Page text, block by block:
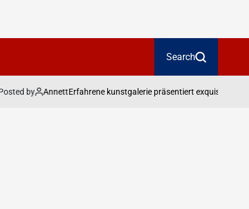
Search
AnnettErfahrene kunstgalerie präsentiert exquisite Werkeon